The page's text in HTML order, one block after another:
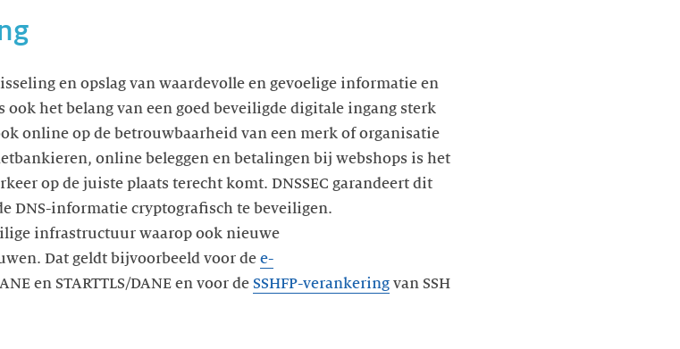
en opslag van waardevolle en gevoelige informatie en
het belang van een goed beveiligde digitale ingang sterk
online op de betrouwbaarheid van een merk of organisatie
online beleggen en betalingen bij webshops is het
op de juiste plaats terecht komt. DNSSEC garandeert dit
DNS-informatie cryptografisch te beveiligen.
infrastructuur waarop ook nieuwe
Dat geldt bijvoorbeeld voor de e-
en STARTTLS/DANE en voor de SSHFP-verankering van SSH